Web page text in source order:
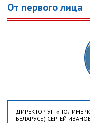
От первого лица
ДИРЕКТОР УП
БЕЛАРУСЬ) СЕРГЕЙ